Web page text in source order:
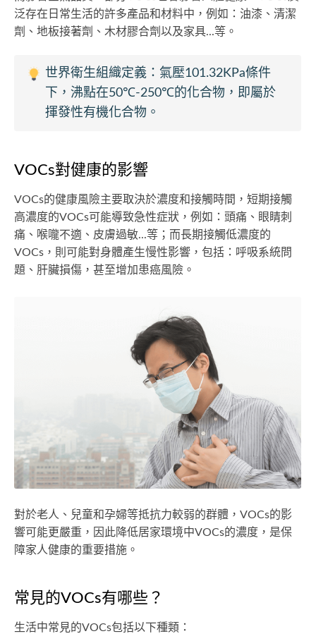
泛存在日常生活的許多產品和材料中，例如：油漆、清潔
劑、地板接著劑、木材膠合劑以及家具...等。
世界衛生組織定義：氣壓101.32KPa條件
下，沸點在50℃-250℃的化合物，即屬於
揮發性有機化合物。
VOCs對健康的影響
VOCs的健康風險主要取決於濃度和接觸時間，短期接觸
高濃度的VOCs可能導致急性症狀，例如：頭痛、眼睛刺
痛、喉嚨不適、皮膚過敏...等；而長期接觸低濃度的
VOCs，則可能對身體產生慢性影響，包括：呼吸系統問
題、肝臟損傷，甚至增加患癌風險。
對於老人、兒童和孕婦等抵抗力較弱的群體，VOCs的影
響可能更嚴重，因此降低居家環境中VOCs的濃度，是保
障家人健康的重要措施。
常見的VOCs有哪些？
生活中常見的VOCs包括以下種類：